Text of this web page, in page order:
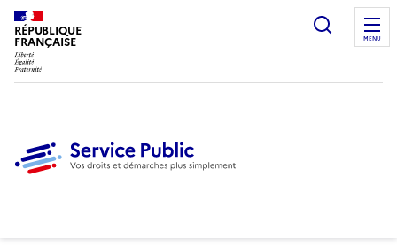
RÉPUBLIQUE
FRANÇAISE
Ouvrir
MENU